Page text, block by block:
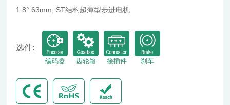
1.8° 63mm, ST结构超薄型步进电机
选件:
编码器 齿轮箱 接插件 刹车